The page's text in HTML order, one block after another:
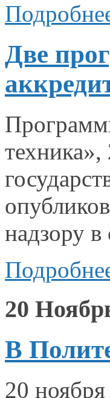
Две
техника»,
надзору в
20
В
20 ноября